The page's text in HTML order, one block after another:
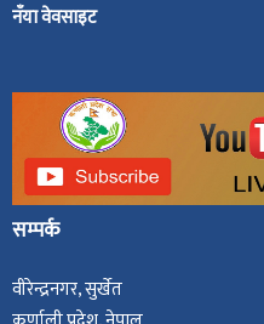
नँया वेवसाइट
सम्पर्क
वीरेन्द्रनगर, सुर्खेत